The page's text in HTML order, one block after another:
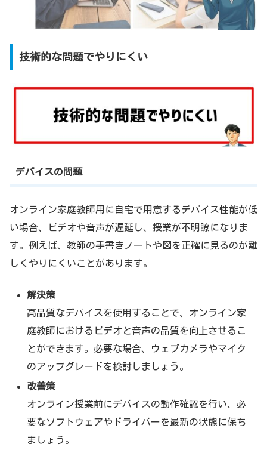
技術的な問題でやりにくい
デバイスの問題
オンライン家庭教師用に自宅で用意するデバイス性能が低
い場合、ビデオや音声が遅延し、授業が不明瞭になりま
す。例えば、教師の手書きノートや図を正確に見るのが難
しくやりにくいことがあります。
解決策
高品質なデバイスを使用することで、オンライン家
庭教師におけるビデオと音声の品質を向上させるこ
とができます。必要な場合、ウェブカメラやマイク
のアップグレードを検討しましょう。
改善策
オンライン授業前にデバイスの動作確認を行い、必
要なソフトウェアやドライバーを最新の状態に保ち
ましょう。